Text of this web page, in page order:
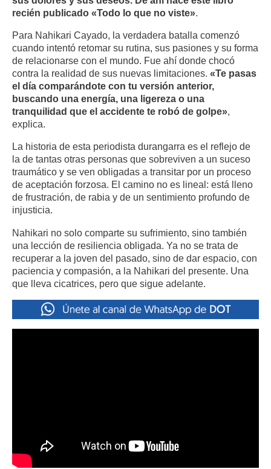
recién publicado «Todo lo que no viste».
Para Nahikari Cayado, la verdadera batalla comenzó
cuando intentó retomar su rutina, sus pasiones y su forma
de relacionarse con el mundo. Fue ahí donde chocó
contra la realidad de sus nuevas limitaciones. «Te pasas
el día comparándote con tu versión anterior,
buscando una energía, una ligereza o una
tranquilidad que el accidente te robó de golpe»,
explica.
La historia de esta periodista durangarra es el reflejo de
la de tantas otras personas que sobreviven a un suceso
traumático y se ven obligadas a transitar por un proceso
de aceptación forzosa. El camino no es lineal: está lleno
de frustración, de rabia y de un sentimiento profundo de
injusticia.
Nahikari no solo comparte su sufrimiento, sino también
una lección de resiliencia obligada. Ya no se trata de
recuperar a la joven del pasado, sino de dar espacio, con
paciencia y compasión, a la Nahikari del presente. Una
que lleva cicatrices, pero que sigue adelante.